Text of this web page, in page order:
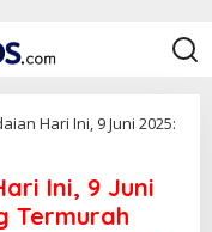
Hari Ini, 9 Juni 2025:
Ini, 9 Juni
Termurah